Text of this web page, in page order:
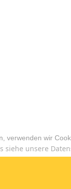
verwenden wir
siehe unsere